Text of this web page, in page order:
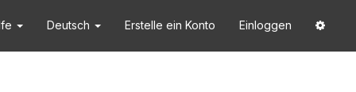
Deutsch Erstelle ein Konto Einloggen